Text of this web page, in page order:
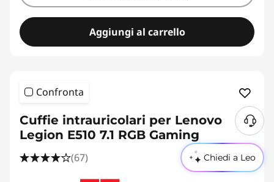
Chiedi a Leo
Aggiungi al carrello
Confronta
Cuffie intrauricolari per Lenovo
Legion E510 7.1 RGB Gaming
(67)